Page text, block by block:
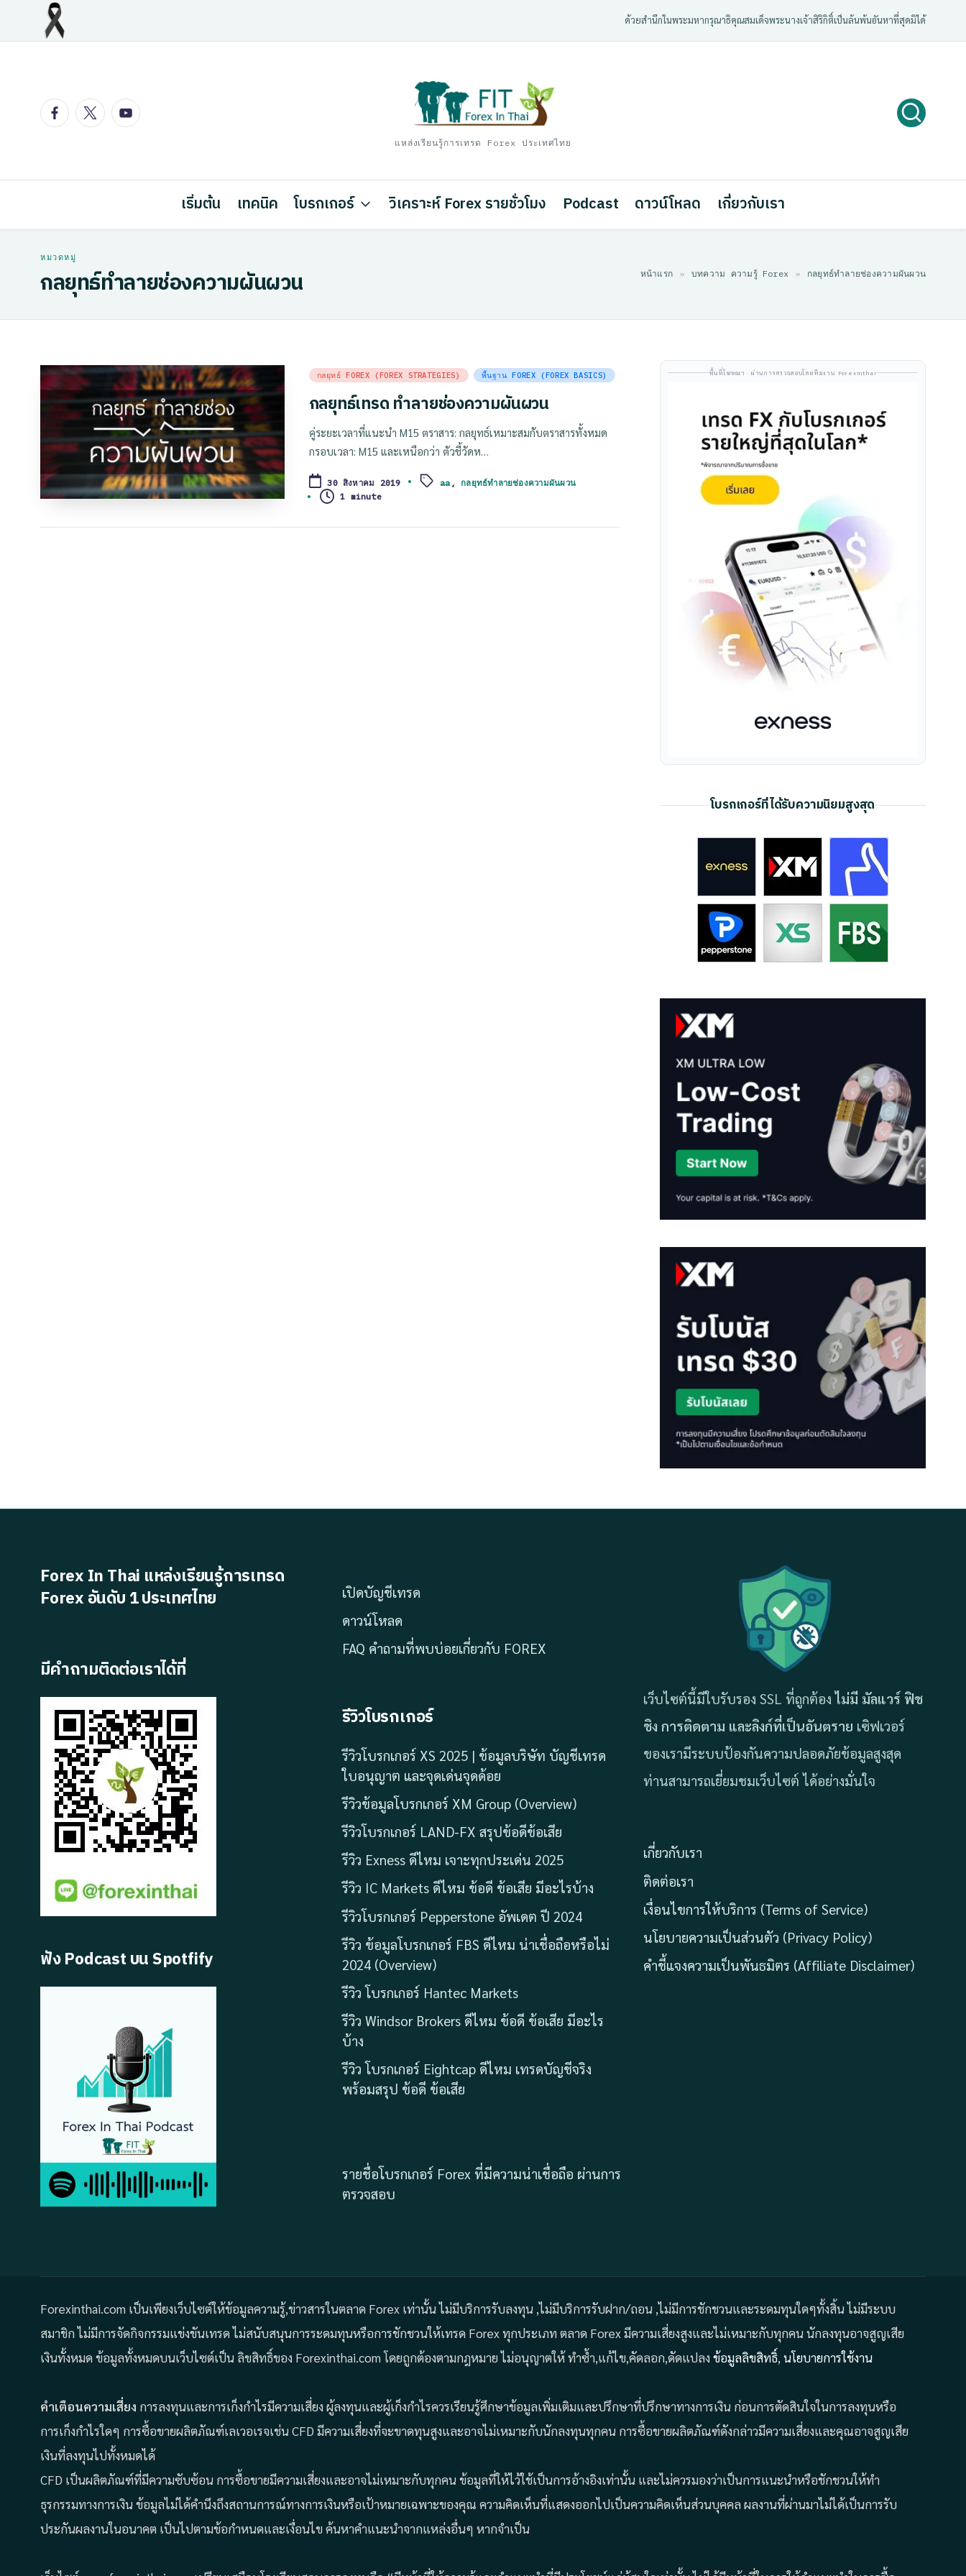
ด้วยสํานึกในพระมหากรุณาธิคุณสมเด็จพระนางเจ้าสิริกิติ์เป็นล้นพ้นอันหาที่สุดมิได้
FacebookTwitterYoutube
แหล่งเรียนรู้การเทรด Forex ประเทศไทย
เริ่มต้น เทคนิค โบรกเกอร์ วิเคราะห์ Forex รายชั่วโมง Podcast ดาวน์โหลด เกี่ยวกับเรา
กลยุทธ์ทำลายช่องความผันผวน หน้าแรก » บทความ ความรู้ Forex » กลยุทธ์ทำลายช่องความผันผวน
Posted
in
กลยุทธ์ FOREX (FOREX STRATEGIES) พื้นฐาน FOREX (FOREX BASICS)
กลยุทธ์เทรด ทำลายช่องความผันผวน
คู่ระยะเวลาที่แนะนำ M15 ตราสาร: กลยุทธ์เหมาะสมกับตราสารทั้งหมด
กรอบเวลา: M15 และเหนือกว่า ตัวชี้วัดห…
30 สิงหาคม 2019
Tags: aa,กลยุทธ์ทำลายช่องความผันผวน
1 minute
พื้นที่โฆษณา · ผ่านการตรวจสอบโดยทีมงาน Forexinthai
โบรกเกอร์ที่ได้รับความนิยมสูงสุด
Forex In Thai แหล่งเรียนรู้การเทรด
Forex อันดับ 1 ประเทศไทย
มีคำถามติดต่อเราได้ที่
ฟัง Podcast บน Spotfify
เปิดบัญชีเทรด
ดาวน์โหลด
FAQ คำถามที่พบบ่อยเกี่ยวกับ FOREX
รีวิวโบรกเกอร์
รีวิวโบรกเกอร์ XS 2025 | ข้อมูลบริษัท บัญชีเทรด
ใบอนุญาต และจุดเด่นจุดด้อย
รีวิวข้อมูลโบรกเกอร์ XM Group (Overview)
รีวิวโบรกเกอร์ LAND-FX สรุปข้อดีข้อเสีย
รีวิว Exness ดีไหม เจาะทุกประเด่น 2025
รีวิว IC Markets ดีไหม ข้อดี ข้อเสีย มีอะไรบ้าง
รีวิวโบรกเกอร์ Pepperstone อัพเดต ปี 2024
รีวิว ข้อมูลโบรกเกอร์ FBS ดีไหม น่าเชื่อถือหรือไม่
2024 (Overview)
รีวิว โบรกเกอร์ Hantec Markets
รีวิว Windsor Brokers ดีไหม ข้อดี ข้อเสีย มีอะไร
บ้าง
รีวิว โบรกเกอร์ Eightcap ดีไหม เทรดบัญชีจริง
พร้อมสรุป ข้อดี ข้อเสีย
รายชื่อโบรกเกอร์ Forex ที่มีความน่าเชื่อถือ ผ่านการ
ตรวจสอบ
เว็บไซต์นี้มีใบรับรอง SSL ที่ถูกต้องไม่มี มัลแวร์ ฟิช
ชิง การติดตาม และลิงก์ที่เป็นอันตราย เซิฟเวอร์
ของเรามีระบบป้องกันความปลอดภัยข้อมูลสูงสุด
ท่านสามารถเยี่ยมชมเว็บไซต์ ได้อย่างมั่นใจ
เกี่ยวกับเรา
ติดต่อเรา
เงื่อนไขการให้บริการ (Terms of Service)
นโยบายความเป็นส่วนตัว (Privacy Policy)
คำชี้แจงความเป็นพันธมิตร (Affiliate Disclaimer)
Forexinthai.com เป็นเพียงเว็บไซต์ให้ข้อมูลความรู้,ข่าวสารในตลาด Forex เท่านั้น ไม่มีบริการรับลงทุน ,ไม่มีบริการรับฝาก/ถอน ,ไม่มีการชักชวนและระดมทุนใดๆทั้งสิ้น ไม่มีระบบ
สมาชิก ไม่มีการจัดกิจกรรมแข่งขันเทรด ไม่สนับสนุนการระดมทุนหรือการชักชวนให้เทรด Forex ทุกประเภท ตลาด Forex มีความเสี่ยงสูงและไม่เหมาะกับทุกคน นักลงทุนอาจสูญเสีย
เงินทั้งหมด ข้อมูลทั้งหมดบนเว็บไซต์เป็น ลิขสิทธิ์ของ Forexinthai.com โดยถูกต้องตามกฎหมาย ไม่อนุญาตให้ ทำซ้ำ,แก้ไข,คัดลอก,ดัดแปลง ข้อมูลลิขสิทธิ์, นโยบายการใช้งาน
คำเตือนความเสี่ยง การลงทุนและการเก็งกำไรมีความเสี่ยง ผู้ลงทุนและผู้เก็งกำไรควรเรียนรู้ศึกษาข้อมูลเพิ่มเติมและปรึกษาที่ปรึกษาทางการเงิน ก่อนการตัดสินใจในการลงทุนหรือ
การเก็งกำไรใดๆ การซื้อขายผลิตภัณฑ์เลเวอเรจเช่น CFD มีความเสี่ยงที่จะขาดทุนสูงและอาจไม่เหมาะกับนักลงทุนทุกคน การซื้อขายผลิตภัณฑ์ดังกล่าวมีความเสี่ยงและคุณอาจสูญเสีย
เงินที่ลงทุนไปทั้งหมดได้
CFD เป็นผลิตภัณฑ์ที่มีความซับซ้อน การซื้อขายมีความเสี่ยงและอาจไม่เหมาะกับทุกคน ข้อมูลที่ให้ไว้ใช้เป็นการอ้างอิงเท่านั้น และไม่ควรมองว่าเป็นการแนะนำหรือชักชวนให้ทำ
ธุรกรรมทางการเงิน ข้อมูลไม่ได้คำนึงถึงสถานการณ์ทางการเงินหรือเป้าหมายเฉพาะของคุณ ความคิดเห็นที่แสดงออกไปเป็นความคิดเห็นส่วนบุคคล ผลงานที่ผ่านมาไม่ได้เป็นการรับ
ประกันผลงานในอนาคต เป็นไปตามข้อกำหนดและเงื่อนไข ค้นหาคำแนะนำจากแหล่งอื่นๆ หากจำเป็น